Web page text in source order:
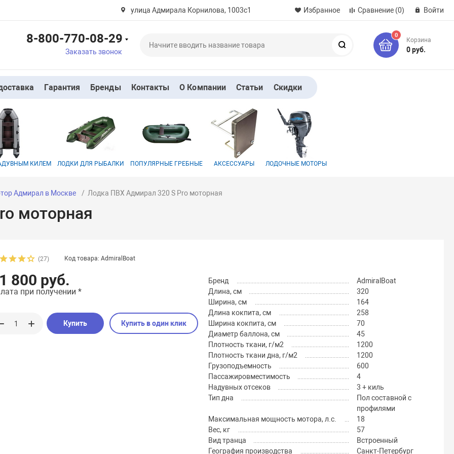
улица Адмирала Корнилова, 1003с1 Избранное Сравнение (0) Войти
8-800-770-08-29
Заказать звонок
0
Корзина
0 руб.
Гарантия Бренды Контакты О Компании Статьи Скидки
КИЛЕМ ЛОДКИ ДЛЯ РЫБАЛКИ ПОПУЛЯРНЫЕ ГРЕБНЫЕ АКСЕССУАРЫ ЛОДОЧНЫЕ МОТОРЫ
Адмирал в Москве Лодка ПВХ Адмирал 320 S Pro моторная
моторная
(27) Код товара: AdmiralBoat
800 руб.
при получении *
Купить Купить в один клик
Бренд
AdmiralBoat
Длина, см
320
Ширина, см
164
Длина кокпита, см
258
Ширина кокпита, см
70
Диаметр баллона, см
45
Плотность ткани, г/м2
1200
Плотность ткани дна, г/м2
1200
Грузоподъемность
600
Пассажировместимость
4
Надувных отсеков
3 + киль
Тип дна
Пол составной с
профилями
Максимальная мощность мотора, л.с.
18
Вес, кг
57
Вид транца
Встроенный
География производства
Санкт-Петербург